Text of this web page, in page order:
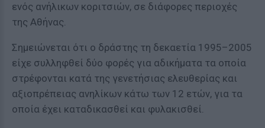
ενός ανήλικων κοριτσιών, σε διάφορες περιοχές
της Αθήνας.
Σημειώνεται ότι ο δράστης τη δεκαετία 1995–2005
είχε συλληφθεί δύο φορές για αδικήματα τα οποία
στρέφονται κατά της γενετήσιας ελευθερίας και
αξιοπρέπειας ανηλίκων κάτω των 12 ετών, για τα
οποία έχει καταδικασθεί και φυλακισθεί.